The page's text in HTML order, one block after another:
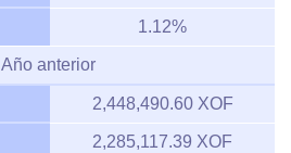
1.12%
Año anterior
2,448,490.60 XOF
2,285,117.39 XOF